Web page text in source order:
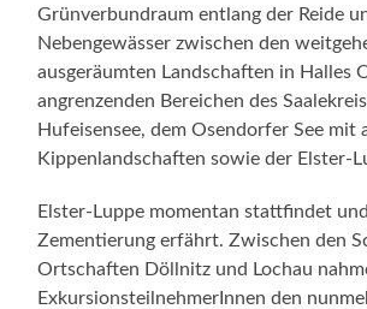
Grünverbundraum entlang der Reide
Nebengewässer zwischen den
ausgeräumten Landschaften in Halles
angrenzenden Bereichen des
Hufeisensee, dem Osendorfer See mit
Kippenlandschaften sowie der Elster-
Elster-Luppe momentan stattfindet
Zementierung erfährt. Zwischen den
Ortschaften Döllnitz und Lochau
ExkursionsteilnehmerInnen den